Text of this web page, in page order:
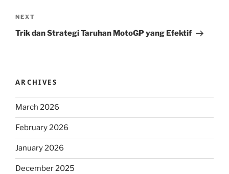
Next
Post
NEXT
Trik dan Strategi Taruhan MotoGP yang Efektif
ARCHIVES
March 2026
February 2026
January 2026
December 2025